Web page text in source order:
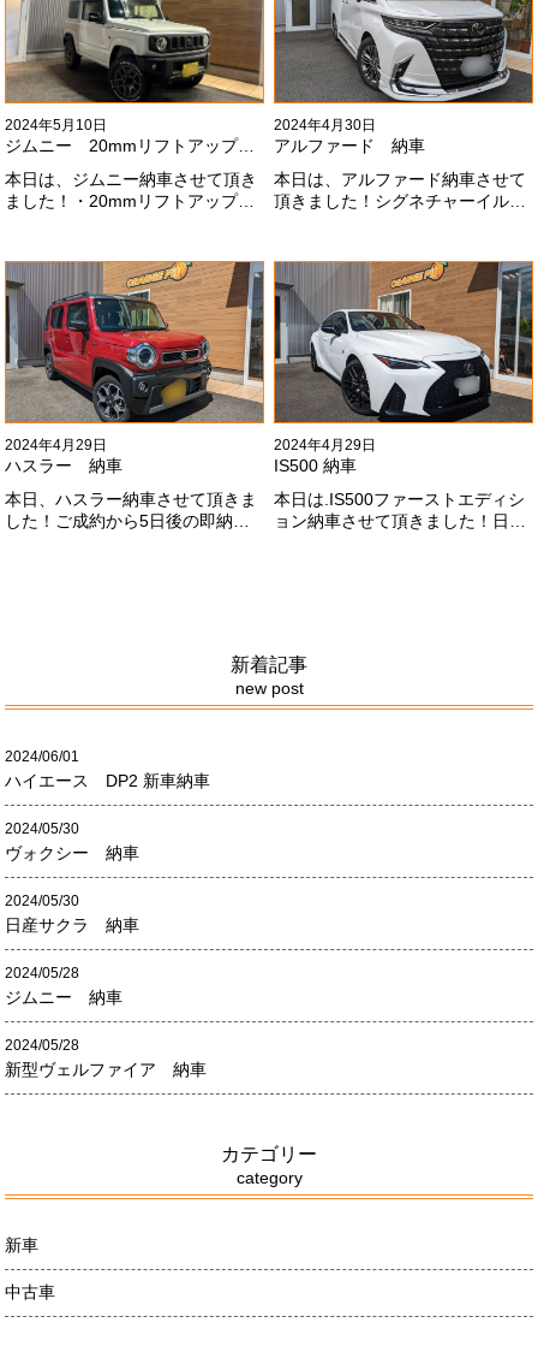
2024年5月10日
ジムニー 20mmリフトアップ納車
本日は、ジムニー納車させて頂き
ました！・20mmリフトアップ・
させて頂きました！！弊社で、短
期間に何台もご注文ありがどうご
ざいます！！これからもよろしく
お願いします
#x1f647;#x200d;#x2640;#xfe0f;
2024年4月30日
アルファード 納車
本日は、アルファード納車させて
頂きました！シグネチャーイル
よろしくお願いします
#x1f647;#x200d;#x2640;#xfe0f;
2024年4月29日
ハスラー 納車
本日、ハスラー納車させて頂きま
した！ご成約から5日後の即納車
2024年4月29日
IS500 納車
本日は.IS500ファーストエディシ
ョン納車させて頂きました！日本
絡ください！
新着記事
new post
2024/06/01
ハイエース DP2 新車納車
2024/05/30
ヴォクシー 納車
2024/05/30
日産サクラ 納車
2024/05/28
ジムニー 納車
2024/05/28
新型ヴェルファイア 納車
カテゴリー
category
新車
中古車